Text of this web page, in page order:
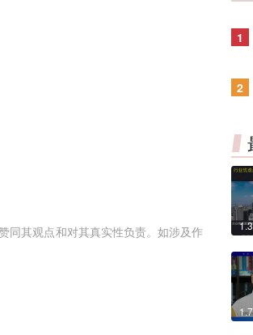
同其观点和对其真实性负责。如涉及作
1
2